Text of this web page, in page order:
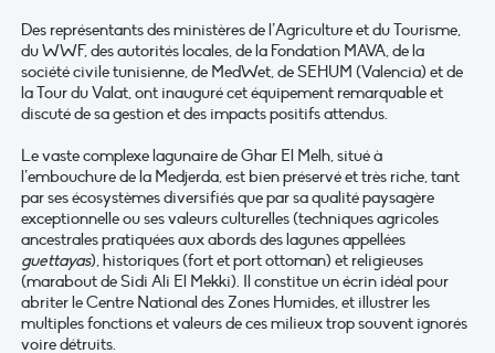
Des représentants des ministères de l’Agriculture et du Tourisme,
du WWF, des autorités locales, de la Fondation MAVA, de la
société civile tunisienne, de MedWet, de SEHUM (Valencia) et de
la Tour du Valat, ont inauguré cet équipement remarquable et
discuté de sa gestion et des impacts positifs attendus.
Le vaste complexe lagunaire de Ghar El Melh, situé à
l’embouchure de la Medjerda, est bien préservé et très riche, tant
par ses écosystèmes diversifiés que par sa qualité paysagère
exceptionnelle ou ses valeurs culturelles (techniques agricoles
ancestrales pratiquées aux abords des lagunes appellées
guettayas), historiques (fort et port ottoman) et religieuses
(marabout de Sidi Ali El Mekki). Il constitue un écrin idéal pour
abriter le Centre National des Zones Humides, et illustrer les
multiples fonctions et valeurs de ces milieux trop souvent ignorés
voire détruits.